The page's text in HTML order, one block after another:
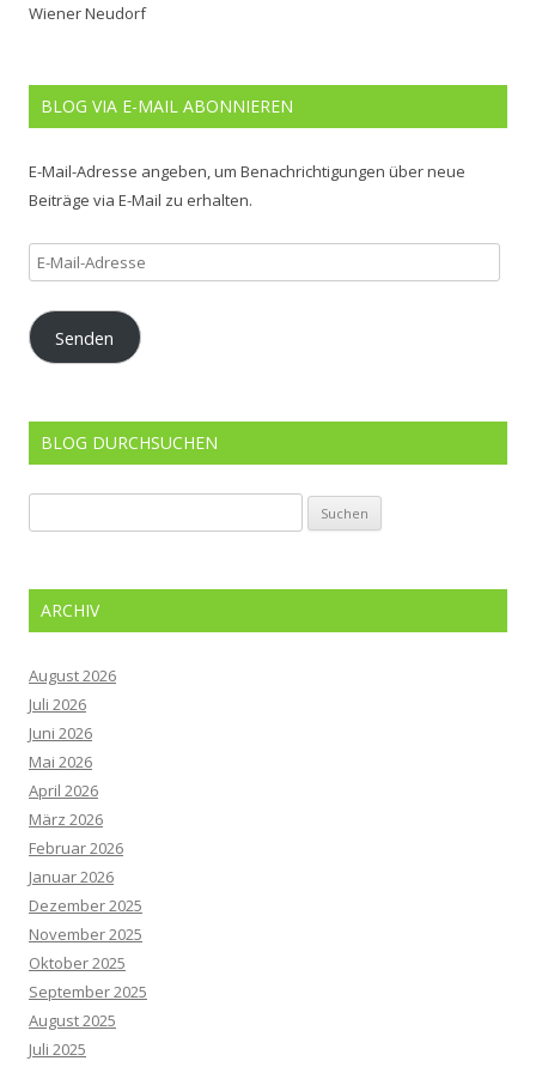
Wiener Neudorf
BLOG VIA E-MAIL ABONNIEREN
E-Mail-Adresse angeben, um Benachrichtigungen über neue
Beiträge via E-Mail zu erhalten.
E-
Mail-
Adresse
Senden
BLOG DURCHSUCHEN
nach:
ARCHIV
August 2026
Juli 2026
Juni 2026
Mai 2026
April 2026
März 2026
Februar 2026
Januar 2026
Dezember 2025
November 2025
Oktober 2025
September 2025
August 2025
Juli 2025